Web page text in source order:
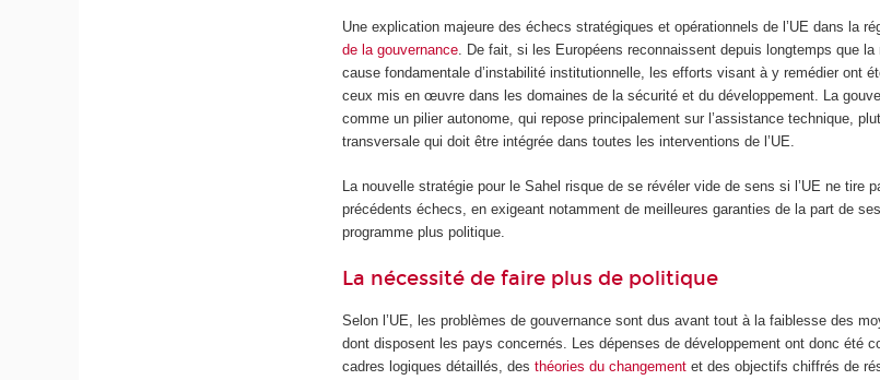
Une explication majeure des échecs stratégiques et opérationnels de l’UE dans la
de la gouvernance. De fait, si les Européens reconnaissent depuis longtemps que
cause fondamentale d’instabilité institutionnelle, les efforts visant à y remédier ont
ceux mis en œuvre dans les domaines de la sécurité et du développement. La
comme un pilier autonome, qui repose principalement sur l’assistance technique,
transversale qui doit être intégrée dans toutes les interventions de l’UE.
La nouvelle stratégie pour le Sahel risque de se révéler vide de sens si l’UE ne tire
précédents échecs, en exigeant notamment de meilleures garanties de la part de
programme plus politique.
La nécessité de faire plus de politique
Selon l’UE, les problèmes de gouvernance sont dus avant tout à la faiblesse des
dont disposent les pays concernés. Les dépenses de développement ont donc été
cadres logiques détaillés, desthéories du changement et des objectifs chiffrés de